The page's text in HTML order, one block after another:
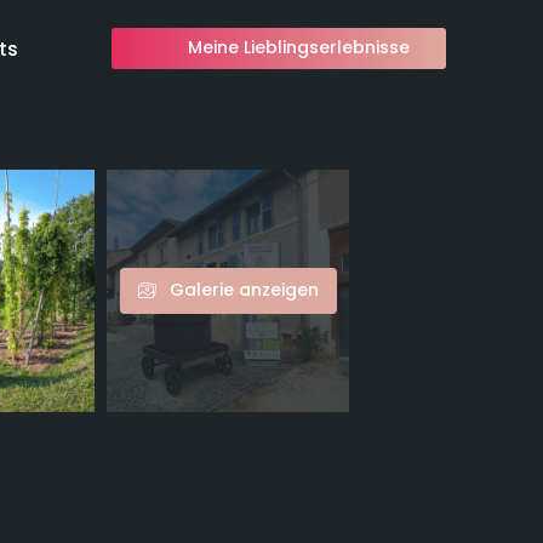
Meine Lieblingserlebnisse
Galerie anzeigen